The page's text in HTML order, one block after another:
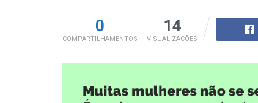
0
COMPARTILHAMENTOS
14
VISUALIZAÇÕES